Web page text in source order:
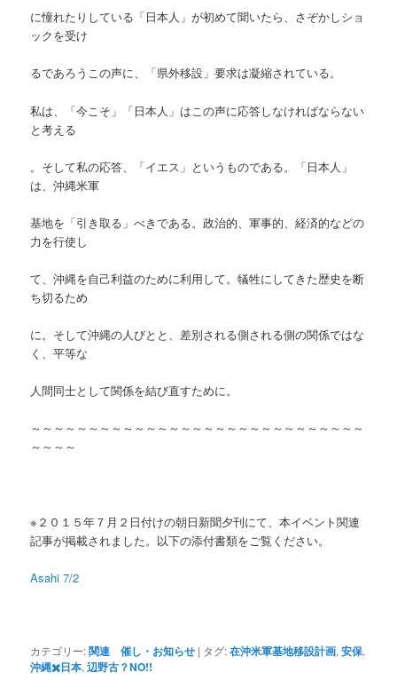
に憧れたりしている「日本人」が初めて聞いたら、さぞかしショ
ックを受け
るであろうこの声に、「県外移設」要求は凝縮されている。
私は、「今こそ」「日本人」はこの声に応答しなければならない
と考える
。そして私の応答、「イエス」というものである。「日本人」
は、沖縄米軍
基地を「引き取る」べきである。政治的、軍事的、経済的などの
力を行使し
て、沖縄を自己利益のために利用して。犠牲にしてきた歴史を断
ち切るため
に。そして沖縄の人びとと、差別される側される側の関係ではな
く、平等な
人間同士として関係を結び直すために。
～～～～～～～～～～～～～～～～～～～～～～～～～～～～～
～～～～
※２０１５年７月２日付けの朝日新聞夕刊にて、本イベント関連
記事が掲載されました。以下の添付書類をご覧ください。
Asahi 7/2
カテゴリー:関連 催し・お知らせ | タグ:在沖米軍基地移設計画,安保,
沖縄✖️日本,辺野古？NO!!